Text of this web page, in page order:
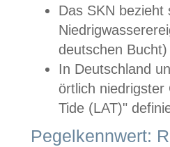
Das SKN
deutschen
In Deutschland
örtlich
Tide (LAT)"
Pegelkennwert: